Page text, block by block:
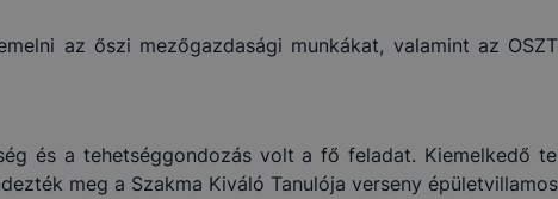
az őszi mezőgazdasági munkákat, valamint az
és a tehetséggondozás volt a fő feladat. Kiemelkedő
meg a Szakma Kiváló Tanulója verseny